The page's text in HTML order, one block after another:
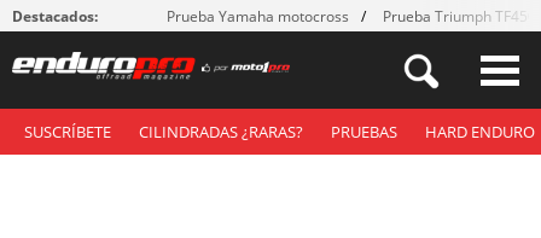
Destacados: Prueba Yamaha motocross Prueba Triumph
SUSCRÍBETE CILINDRADAS ¿RARAS? PRUEBAS HARD ENDURO